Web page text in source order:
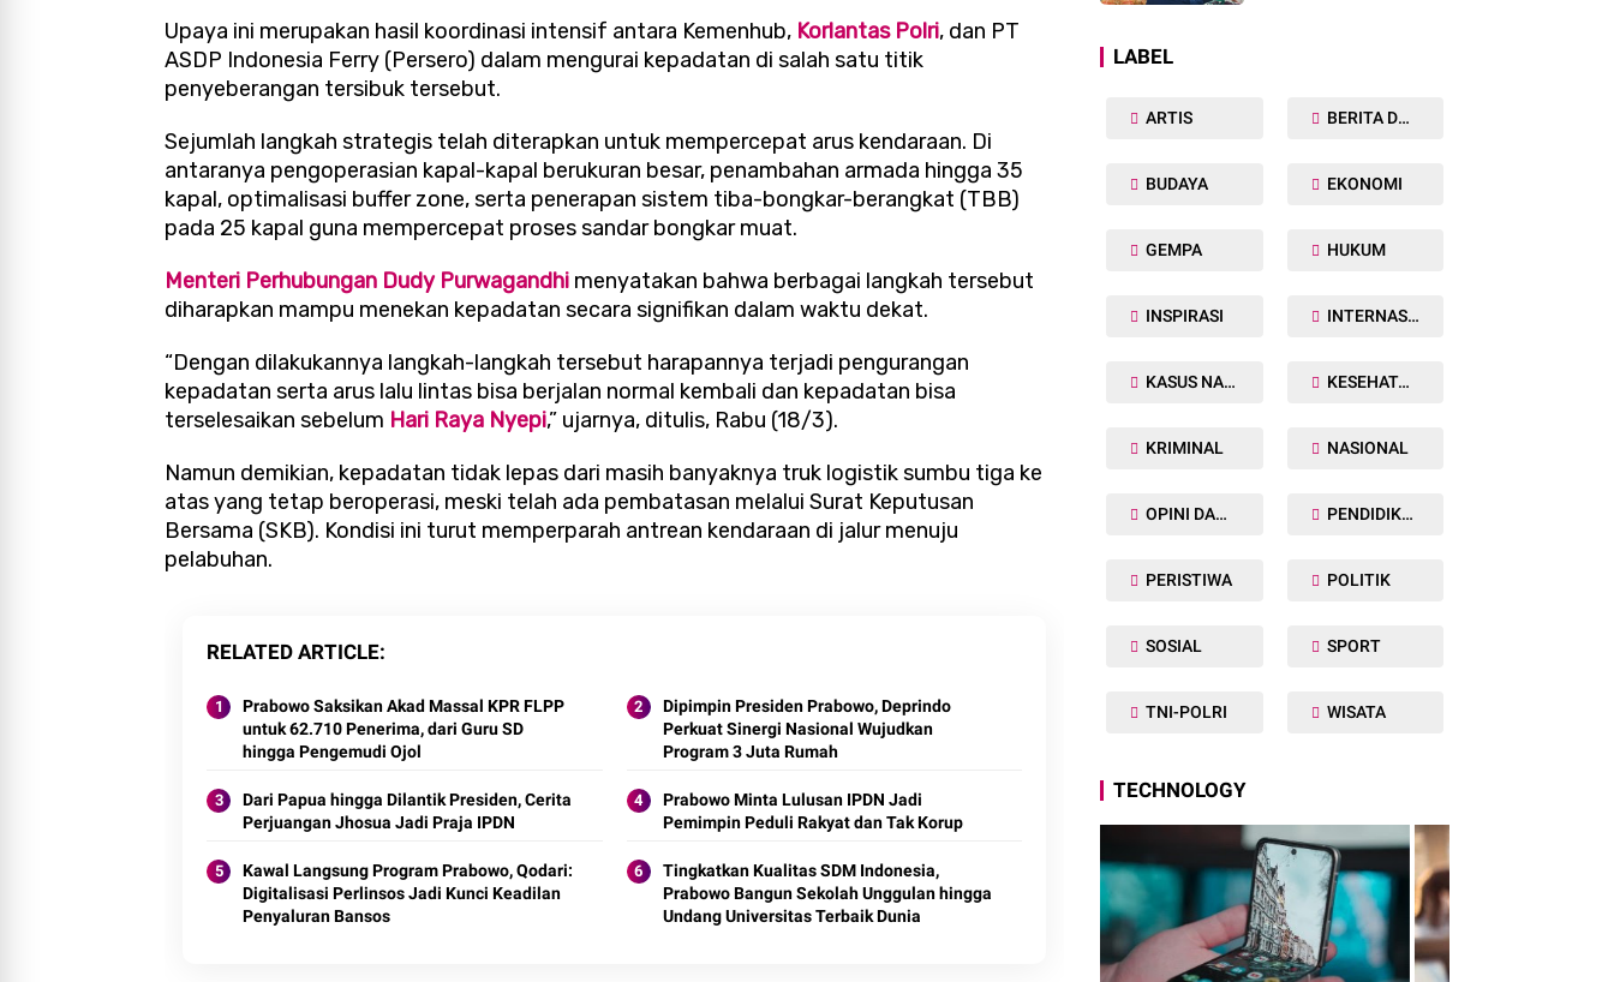
Upaya ini merupakan hasil koordinasi intensif antara Kemenhub, Korlantas Polri, dan PT
ASDP Indonesia Ferry (Persero) dalam mengurai kepadatan di salah satu titik
penyeberangan tersibuk tersebut.
Sejumlah langkah strategis telah diterapkan untuk mempercepat arus kendaraan. Di
antaranya pengoperasian kapal-kapal berukuran besar, penambahan armada hingga 35
kapal, optimalisasi buffer zone, serta penerapan sistem tiba-bongkar-berangkat (TBB)
pada 25 kapal guna mempercepat proses sandar bongkar muat.
Menteri Perhubungan Dudy Purwagandhi menyatakan bahwa berbagai langkah tersebut
diharapkan mampu menekan kepadatan secara signifikan dalam waktu dekat.
“Dengan dilakukannya langkah-langkah tersebut harapannya terjadi pengurangan
kepadatan serta arus lalu lintas bisa berjalan normal kembali dan kepadatan bisa
terselesaikan sebelum Hari Raya Nyepi,” ujarnya, ditulis, Rabu (18/3).
Namun demikian, kepadatan tidak lepas dari masih banyaknya truk logistik sumbu tiga ke
atas yang tetap beroperasi, meski telah ada pembatasan melalui Surat Keputusan
Bersama (SKB). Kondisi ini turut memperparah antrean kendaraan di jalur menuju
pelabuhan.
RELATED ARTICLE
Prabowo Saksikan Akad Massal KPR FLPP
untuk 62.710 Penerima, dari Guru SD
hingga Pengemudi Ojol
Dipimpin Presiden Prabowo, Deprindo
Perkuat Sinergi Nasional Wujudkan
Program 3 Juta Rumah
Dari Papua hingga Dilantik Presiden, Cerita
Perjuangan Jhosua Jadi Praja IPDN
Prabowo Minta Lulusan IPDN Jadi
Pemimpin Peduli Rakyat dan Tak Korup
Kawal Langsung Program Prabowo, Qodari:
Digitalisasi Perlinsos Jadi Kunci Keadilan
Penyaluran Bansos
Tingkatkan Kualitas SDM Indonesia,
Prabowo Bangun Sekolah Unggulan hingga
Undang Universitas Terbaik Dunia
LABEL
ARTIS BERITA DAERAH
BUDAYA EKONOMI
GEMPA HUKUM
INSPIRASI INTERNASIONAL
KASUS NARKOBA KESEHATAN TUBUH
KRIMINAL NASIONAL
OPINI DAN ARTIKEL PENDIDIKAN
PERISTIWA POLITIK
SOSIAL SPORT
TNI-POLRI WISATA
TECHNOLOGY